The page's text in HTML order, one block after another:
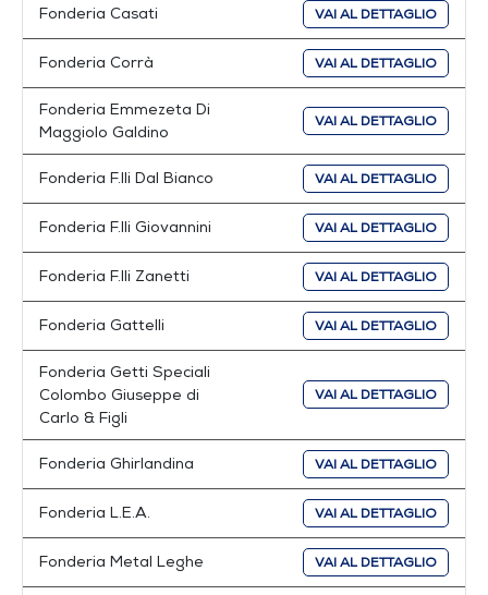
Fonderia Casati VAI AL DETTAGLIO
Fonderia Corrà VAI AL DETTAGLIO
Fonderia Emmezeta Di
Maggiolo Galdino
VAI AL DETTAGLIO
Fonderia F.lli Dal Bianco VAI AL DETTAGLIO
Fonderia F.lli Giovannini VAI AL DETTAGLIO
Fonderia F.lli Zanetti VAI AL DETTAGLIO
Fonderia Gattelli VAI AL DETTAGLIO
Fonderia Getti Speciali
Colombo Giuseppe di
Carlo & Figli
VAI AL DETTAGLIO
Fonderia Ghirlandina VAI AL DETTAGLIO
Fonderia L.E.A. VAI AL DETTAGLIO
Fonderia Metal Leghe VAI AL DETTAGLIO